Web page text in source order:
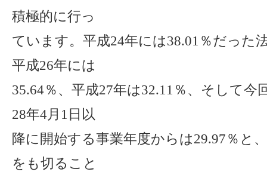
積極的に行っ
ています。平成24年には38.01％だった
平成26年には
35.64％、平成27年は32.11％、そして今
28年4月1日以
降に開始する事業年度からは29.97％と
をも切ること